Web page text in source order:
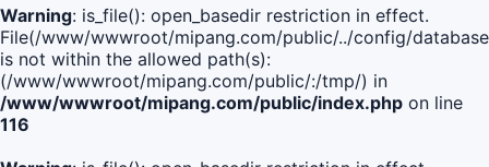
Warning: is_file(): open_basedir restriction in effect.
File(/www/wwwroot/mipang.com/public/../config/
is not within the allowed path(s):
(/www/wwwroot/mipang.com/public/:/tmp/) in
/www/wwwroot/mipang.com/public/index.php on line
116